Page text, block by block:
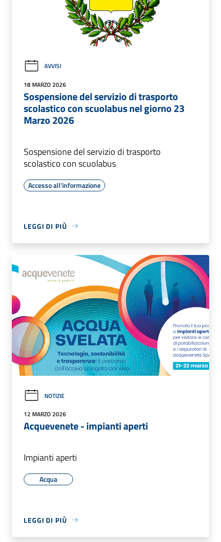
AVVISI
18 MARZO 2026
Sospensione del servizio di trasporto
scolastico con scuolabus nel giorno 23
Marzo 2026
Sospensione del servizio di trasporto
scolastico con scuolabus
Accesso all'informazione
LEGGI DI PIÙ
NOTIZIE
12 MARZO 2026
Acquevenete - impianti aperti
Impianti aperti
Acqua
LEGGI DI PIÙ